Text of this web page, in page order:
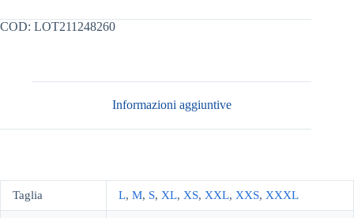
COD: LOT211248260
Informazioni aggiuntive
Taglia L, M, S, XL, XS, XXL, XXS, XXXL